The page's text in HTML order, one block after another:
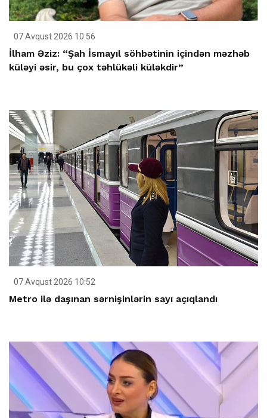
07 Avqust 2026 10:56
İlham Əziz: “Şah İsmayıl söhbətinin içindən məzhəb
küləyi əsir, bu çox təhlükəli küləkdir”
07 Avqust 2026 10:52
Metro ilə daşınan sərnişinlərin sayı açıqlandı